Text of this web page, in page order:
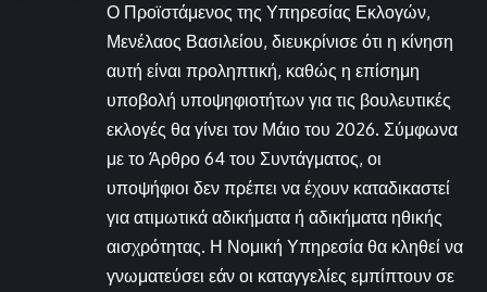
Ο Προϊστάμενος της Υπηρεσίας Εκλογών,
Μενέλαος Βασιλείου, διευκρίνισε ότι η κίνηση
αυτή είναι προληπτική, καθώς η επίσημη
υποβολή υποψηφιοτήτων για τις βουλευτικές
εκλογές θα γίνει τον Μάιο του 2026. Σύμφωνα
με το Άρθρο 64 του Συντάγματος, οι
υποψήφιοι δεν πρέπει να έχουν καταδικαστεί
για ατιμωτικά αδικήματα ή αδικήματα ηθικής
αισχρότητας. Η Νομική Υπηρεσία θα κληθεί να
γνωματεύσει εάν οι καταγγελίες εμπίπτουν σε